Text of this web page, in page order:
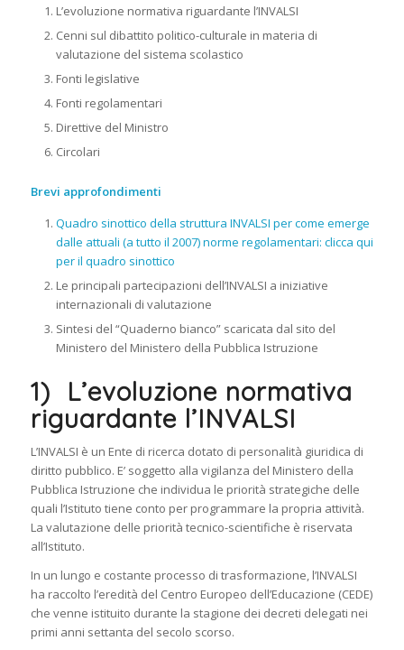
L’evoluzione normativa riguardante l’INVALSI
Cenni sul dibattito politico-culturale in materia di
valutazione del sistema scolastico
Fonti legislative
Fonti regolamentari
Direttive del Ministro
Circolari
Brevi approfondimenti
Quadro sinottico della struttura INVALSI per come emerge
dalle attuali (a tutto il 2007) norme regolamentari: clicca qui
per il quadro sinottico
Le principali partecipazioni dell’INVALSI a iniziative
internazionali di valutazione
Sintesi del “Quaderno bianco” scaricata dal sito del
Ministero del Ministero della Pubblica Istruzione
1) L’evoluzione normativa
riguardante l’INVALSI
L’INVALSI è un Ente di ricerca dotato di personalità giuridica di
diritto pubblico. E’ soggetto alla vigilanza del Ministero della
Pubblica Istruzione che individua le priorità strategiche delle
quali l’Istituto tiene conto per programmare la propria attività.
La valutazione delle priorità tecnico-scientifiche è riservata
all’Istituto.
In un lungo e costante processo di trasformazione, l’INVALSI
ha raccolto l’eredità del Centro Europeo dell’Educazione (CEDE)
che venne istituito durante la stagione dei decreti delegati nei
primi anni settanta del secolo scorso.